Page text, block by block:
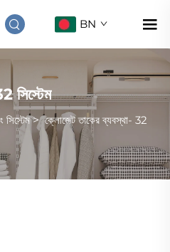
BN
সিস্টেম
সিস্টেম>ক্লোজেট তাকের ব্যবস্থা- 32